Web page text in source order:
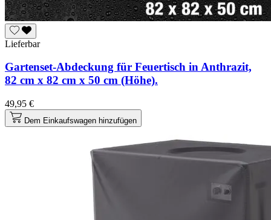
Lieferbar
Gartenset-Abdeckung für Feuertisch in Anthrazit,
82 cm x 82 cm x 50 cm (Höhe).
49,95 €
Dem Einkaufswagen hinzufügen